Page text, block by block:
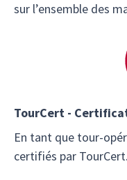
sur l’ensemble des
TourCert -
En tant que tour-
certifiés par TourCert.